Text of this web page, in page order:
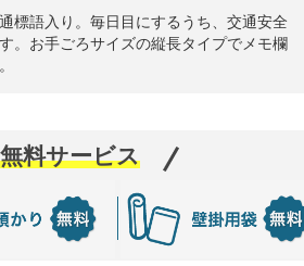
標語入り。毎日目にするうち、交通安全
。お手ごろサイズの縦長タイプでメモ欄
無料サービス